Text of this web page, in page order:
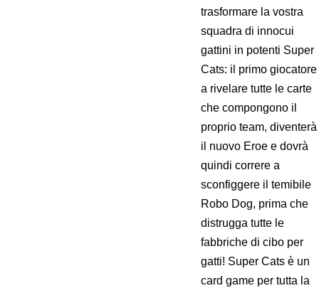
trasformare la vostra
squadra di innocui
gattini in potenti Super
Cats: il primo giocatore
a rivelare tutte le carte
che compongono il
proprio team, diventerà
il nuovo Eroe e dovrà
quindi correre a
sconfiggere il temibile
Robo Dog, prima che
distrugga tutte le
fabbriche di cibo per
gatti! Super Cats è un
card game per tutta la